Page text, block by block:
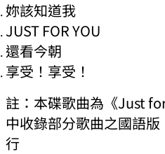
妳該知道我
JUST FOR YOU
還看今朝
享受！享受！
註：本碟歌曲為《Just
中收錄部分歌曲之國語
行